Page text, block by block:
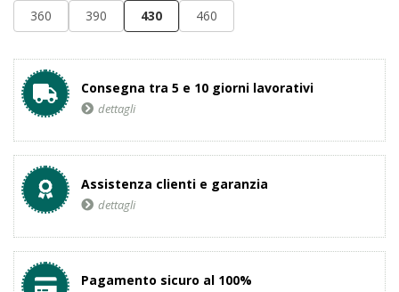
360 390 430 460
Consegna tra 5 e 10 giorni lavorativi
dettagli
Assistenza clienti e garanzia
dettagli
Pagamento sicuro al 100%